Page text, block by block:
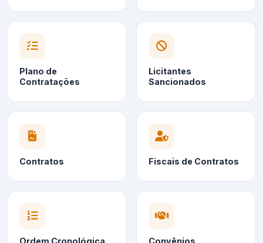
Plano de
Contratações
Licitantes
Sancionados
Contratos Fiscais de Contratos